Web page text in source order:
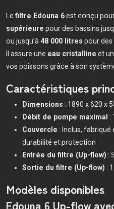
Le filtre Edouna 6est conçu
supérieure pour des bassins
ou jusqu’à48 000 litres pour des
Il assure une eau cristalline et
vos poissons grâce à son
Caractéristiques
Dimensions : 1890 x 620 x
Débit de pompe maximal :
Couvercle : Inclus, fabriqué
durabilité et protection
Entrée du filtre (Up-flow) :
Sortie du filtre (Up-flow) :
Modèles disponibles
Edouna 6 Up-flow